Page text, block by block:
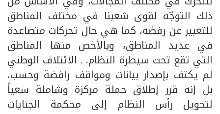
ذلك التوجّه لقوى شعبنا في مختلف المناطق
للتعبير عن رفضه، كما هي حال تحركات متصاعدة
في عديد المناطق، وبالأخص منها المناطق
التي تقع تحت سيطرة النظام. ـ الائتلاف الوطني
لم يكتف بإصدار بيانات ومواقف رافضة وحسب،
بل إنه قرر إطلاق حملة مركزة وشاملة سعياً
لتحويل رأس النظام إلى محكمة الجنايات